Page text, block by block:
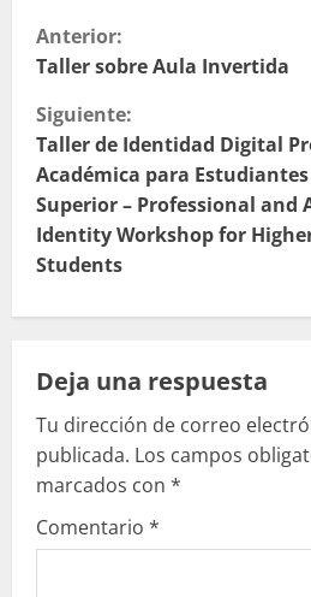
S
i
g
u
e
l
e
y
e
n
d
Anterior:
Taller sobre Aula Invertida
Siguiente:
Taller de Identidad Digital
Académica para
Superior – Professional and
Identity Workshop for
Students
Deja una respuesta
Tu dirección de correo
publicada. Los campos
marcados con *
Comentario *